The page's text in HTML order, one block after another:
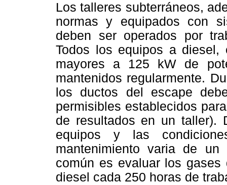
Los talleres subterráneos,
normas y equipados con
deben ser operados por
Todos los equipos a diesel,
mayores a 125 kW de
mantenidos regularmente.
los ductos del escape
permisibles establecidos
de resultados en un taller).
equipos y las
mantenimiento varia de
común es evaluar los
diesel cada 250 horas de